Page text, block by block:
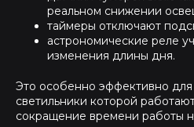
реальном снижении
таймеры отключают
астрономические реле
изменения длины дня.
Это особенно эффективно
светильники которой
сокращение времени работы